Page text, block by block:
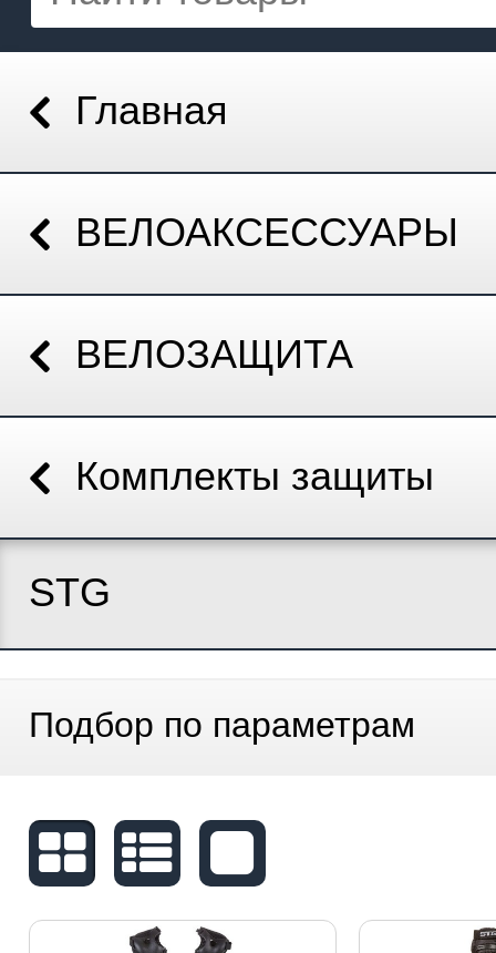
Главная
ВЕЛОАКСЕССУАРЫ
ВЕЛОЗАЩИТА
Комплекты защиты
STG
Подбор по параметрам